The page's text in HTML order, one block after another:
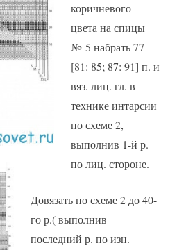
коричневого
цвета на спицы
№ 5 набрать 77
[81: 85; 87: 91] п. и
вяз. лиц. гл. в
технике интарсии
по схеме 2,
выполнив 1-й р.
по лиц. стороне.
Довязать по схеме 2 до 40-
го р.( выполнив
последний р. по изн.